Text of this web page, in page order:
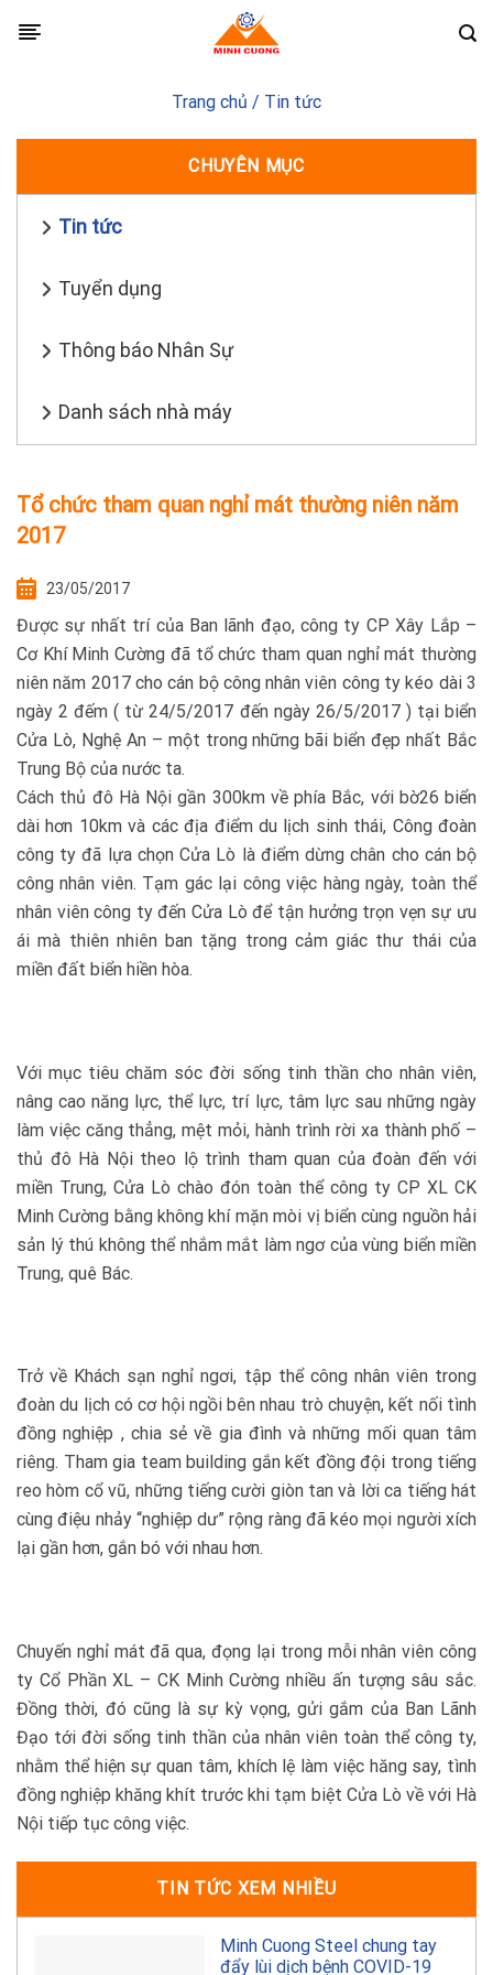
Trang chủ / Tin tức
CHUYÊN MỤC
Tin tức
Tuyển dụng
Thông báo Nhân Sự
Danh sách nhà máy
TIN TỨC XEM NHIỀU
Minh Cuong Steel chung tay
đẩy lùi dịch bệnh COVID-19
Tổ chức tham quan nghỉ mát thường niên năm
2017
23/05/2017
Được sự nhất trí của Ban lãnh đạo, công ty CP Xây Lắp –
Cơ Khí Minh Cường đã tổ chức tham quan nghỉ mát thường
niên năm 2017 cho cán bộ công nhân viên công ty kéo dài 3
ngày 2 đếm ( từ 24/5/2017 đến ngày 26/5/2017 ) tại biển
Cửa Lò, Nghệ An – một trong những bãi biển đẹp nhất Bắc
Trung Bộ của nước ta.
Cách thủ đô Hà Nội gần 300km về phía Bắc, với bờ26 biển
dài hơn 10km và các địa điểm du lịch sinh thái, Công đoàn
công ty đã lựa chọn Cửa Lò là điểm dừng chân cho cán bộ
công nhân viên. Tạm gác lại công việc hàng ngày, toàn thể
nhân viên công ty đến Cửa Lò để tận hưởng trọn vẹn sự ưu
ái mà thiên nhiên ban tặng trong cảm giác thư thái của
miền đất biển hiền hòa.
Với mục tiêu chăm sóc đời sống tinh thần cho nhân viên,
nâng cao năng lực, thể lực, trí lực, tâm lực sau những ngày
làm việc căng thẳng, mệt mỏi, hành trình rời xa thành phố –
thủ đô Hà Nội theo lộ trình tham quan của đoàn đến với
miền Trung, Cửa Lò chào đón toàn thể công ty CP XL CK
Minh Cường bằng không khí mặn mòi vị biển cùng nguồn hải
sản lý thú không thể nhắm mắt làm ngơ của vùng biển miền
Trung, quê Bác.
Trở về Khách sạn nghỉ ngơi, tập thể công nhân viên trong
đoàn du lịch có cơ hội ngồi bên nhau trò chuyện, kết nối tình
đồng nghiệp , chia sẻ về gia đình và những mối quan tâm
riêng. Tham gia team building gắn kết đồng đội trong tiếng
reo hòm cổ vũ, những tiếng cười giòn tan và lời ca tiếng hát
cùng điệu nhảy “nghiệp dư” rộng ràng đã kéo mọi người xích
lại gần hơn, gắn bó với nhau hơn.
Chuyến nghỉ mát đã qua, đọng lại trong mỗi nhân viên công
ty Cổ Phần XL – CK Minh Cường nhiều ấn tượng sâu sắc.
Đồng thời, đó cũng là sự kỳ vọng, gửi gắm của Ban Lãnh
Đạo tới đời sống tinh thần của nhân viên toàn thể công ty,
nhằm thể hiện sự quan tâm, khích lệ làm việc hăng say, tình
đồng nghiệp khăng khít trước khi tạm biệt Cửa Lò về với Hà
Nội tiếp tục công việc.